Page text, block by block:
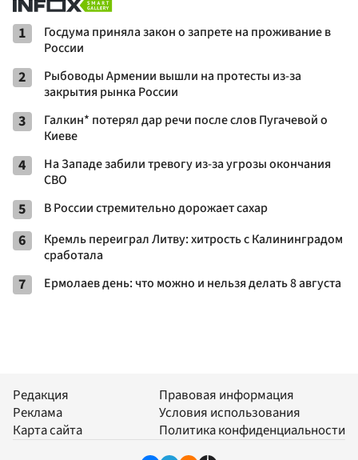
1
Госдума приняла закон о запрете на проживание в
России
2
Рыбоводы Армении вышли на протесты из-за
закрытия рынка России
3
Галкин* потерял дар речи после слов Пугачевой о
Киеве
4
На Западе забили тревогу из-за угрозы окончания
СВО
5 В России стремительно дорожает сахар
6
Кремль переиграл Литву: хитрость с Калининградом
сработала
7 Ермолаев день: что можно и нельзя делать 8 августа
Редакция
Реклама
Карта сайта
Правовая информация
Условия использования
Политика конфиденциальности